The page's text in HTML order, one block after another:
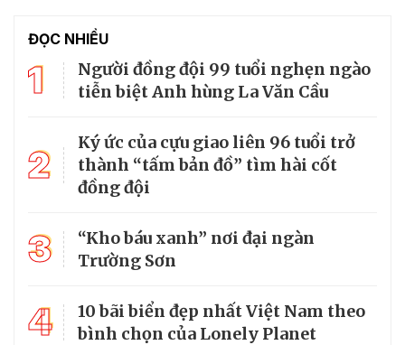
ĐỌC NHIỀU
1
Người đồng đội 99 tuổi nghẹn ngào
tiễn biệt Anh hùng La Văn Cầu
2
Ký ức của cựu giao liên 96 tuổi trở
thành “tấm bản đồ” tìm hài cốt
đồng đội
3
“Kho báu xanh” nơi đại ngàn
Trường Sơn
4
10 bãi biển đẹp nhất Việt Nam theo
bình chọn của Lonely Planet